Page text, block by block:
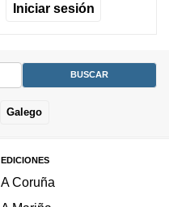
Iniciar sesión
Galego
EDICIONES
A Coruña